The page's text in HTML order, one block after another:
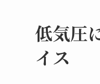
低気圧
イス